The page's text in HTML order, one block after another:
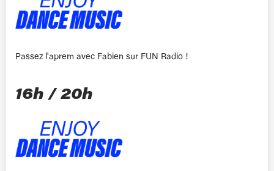
Passez l'aprem avec Fabien sur FUN Radio !
16h / 20h